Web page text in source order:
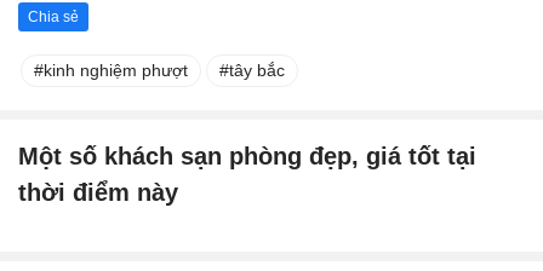
Chia sẻ
kinh nghiệm phượt tây bắc
Một số khách sạn phòng đẹp, giá tốt tại
thời điểm này